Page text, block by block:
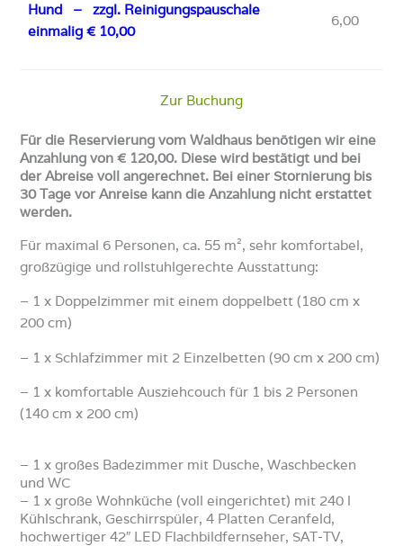
Hund– zzgl. Reinigungspauschale
einmalig € 10,00
6,00
Zur Buchung
Für die Reservierung vom Waldhaus benötigen wir eine
Anzahlung von € 120,00. Diese wird bestätigt und bei
der Abreise voll angerechnet. Bei einer Stornierung bis
30 Tage vor Anreise kann die Anzahlung nicht erstattet
werden.
Für maximal 6 Personen, ca. 55 m², sehr komfortabel,
großzügige und rollstuhlgerechte Ausstattung:
– 1 x Doppelzimmer mit einem doppelbett (180 cm x
200 cm)
– 1 x Schlafzimmer mit 2 Einzelbetten (90 cm x 200 cm)
– 1 x komfortable Ausziehcouch für 1 bis 2 Personen
(140 cm x 200 cm)
– 1 x großes Badezimmer mit Dusche, Waschbecken
und WC
– 1 x große Wohnküche (voll eingerichtet) mit 240 l
Kühlschrank, Geschirrspüler, 4 Platten Ceranfeld,
hochwertiger 42″ LED Flachbildfernseher, SAT-TV,